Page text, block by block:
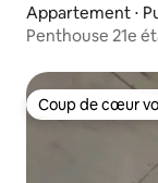
Appartement ⋅
Penthouse 21e
Coup de cœur
Coup de cœur